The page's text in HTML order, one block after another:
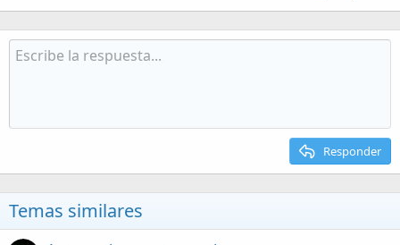
Responder
Temas similares